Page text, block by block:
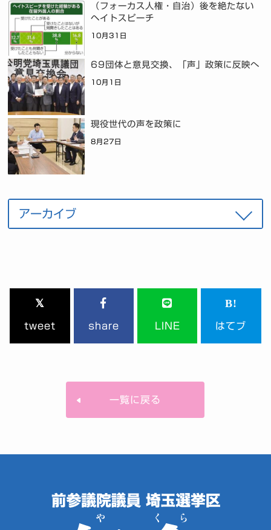
（フォーカス人権・自治）後を絶たない
ヘイトスピーチ
10月31日
69団体と意見交換、「声」政策に反映へ
10月1日
現役世代の声を政策に
8月27日
tweet share LINE はてブ
一覧に戻る